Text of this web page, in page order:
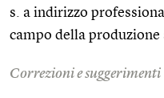
s. a indirizzo
campo della produzione
Correzioni e suggerimenti